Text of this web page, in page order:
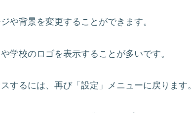
や背景を変更することができます。
学校のロゴを表示することが多いです。
するには、再び「設定」メニューに戻ります。